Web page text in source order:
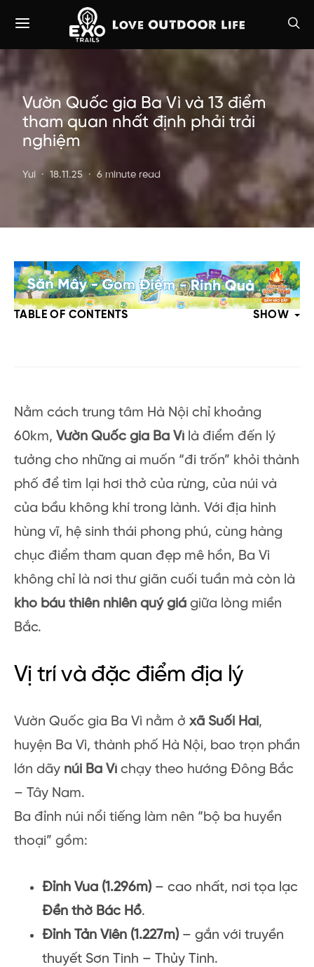
Vườn Quốc gia Ba Vì và 13 điểm
tham quan nhất định phải trải
nghiệm
Yui 18.11.25 6 minute read
TABLE OF CONTENTS SHOW
Nằm cách trung tâm Hà Nội chỉ khoảng
60km, Vườn Quốc gia Ba Vì là điểm đến lý
tưởng cho những ai muốn “đi trốn” khỏi thành
phố để tìm lại hơi thở của rừng, của núi và
của bầu không khí trong lành. Với địa hình
hùng vĩ, hệ sinh thái phong phú, cùng hàng
chục điểm tham quan đẹp mê hồn, Ba Vì
không chỉ là nơi thư giãn cuối tuần mà còn là
kho báu thiên nhiên quý giá giữa lòng miền
Bắc.
Vị trí và đặc điểm địa lý
Vườn Quốc gia Ba Vì nằm ở xã Suối Hai,
huyện Ba Vì, thành phố Hà Nội, bao trọn phần
lớn dãy núi Ba Vì chạy theo hướng Đông Bắc
– Tây Nam.
Ba đỉnh núi nổi tiếng làm nên “bộ ba huyền
thoại” gồm:
Đỉnh Vua (1.296m) – cao nhất, nơi tọa lạc
Đền thờ Bác Hồ.
Đỉnh Tản Viên (1.227m) – gắn với truyền
thuyết Sơn Tinh – Thủy Tinh.